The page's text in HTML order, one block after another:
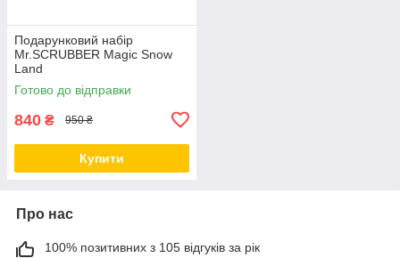
Подарунковий набір
Mr.SCRUBBER Magic Snow
Land
Готово до відправки
840 ₴ 950 ₴
Купити
Про нас
100% позитивних з 105 відгуків за рік